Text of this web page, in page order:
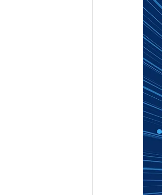
Big Data
Parceiros
Direito